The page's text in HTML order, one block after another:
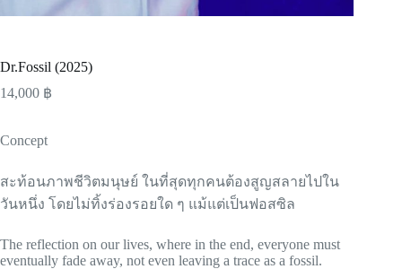
Dr.Fossil (2025)
14,000 ฿
Concept
สะท้อนภาพชีวิตมนุษย์ ในที่สุดทุกคนต้องสูญสลายไปใน
วันหนึ่ง โดยไม่ทิ้งร่องรอยใด ๆ แม้แต่เป็นฟอสซิล
The reflection on our lives, where in the end, everyone must
eventually fade away, not even leaving a trace as a fossil.